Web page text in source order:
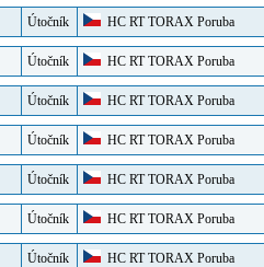
Útočník HC RT TORAX Poruba
Útočník HC RT TORAX Poruba
Útočník HC RT TORAX Poruba
Útočník HC RT TORAX Poruba
Útočník HC RT TORAX Poruba
Útočník HC RT TORAX Poruba
Útočník HC RT TORAX Poruba